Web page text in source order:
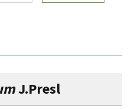
J.Presl